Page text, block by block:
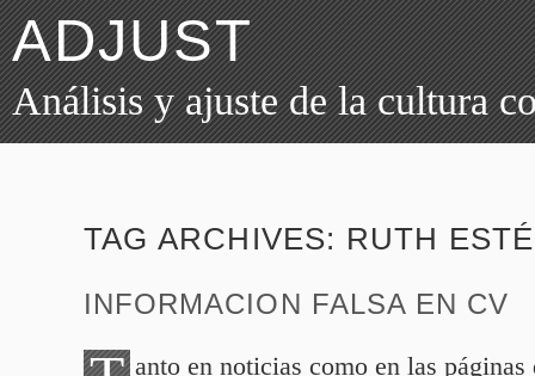
ADJUST
Análisis y ajuste de la cultura
TAG ARCHIVES: RUTH
INFORMACION FALSA EN CV
anto en noticias como en las